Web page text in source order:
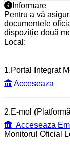
Informare
Pentru a vă
documentele
dispoziție două
Local:
1.Portal Integrat
Acceseaza
2.E-mol
Acceseaza
Monitorul Oficial